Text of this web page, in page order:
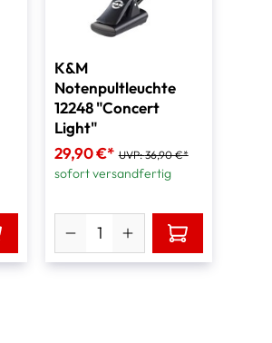
K&M
Notenpultleuchte
12248 "Concert
Light"
29,90 €* UVP:36,90 €*
sofort versandfertig